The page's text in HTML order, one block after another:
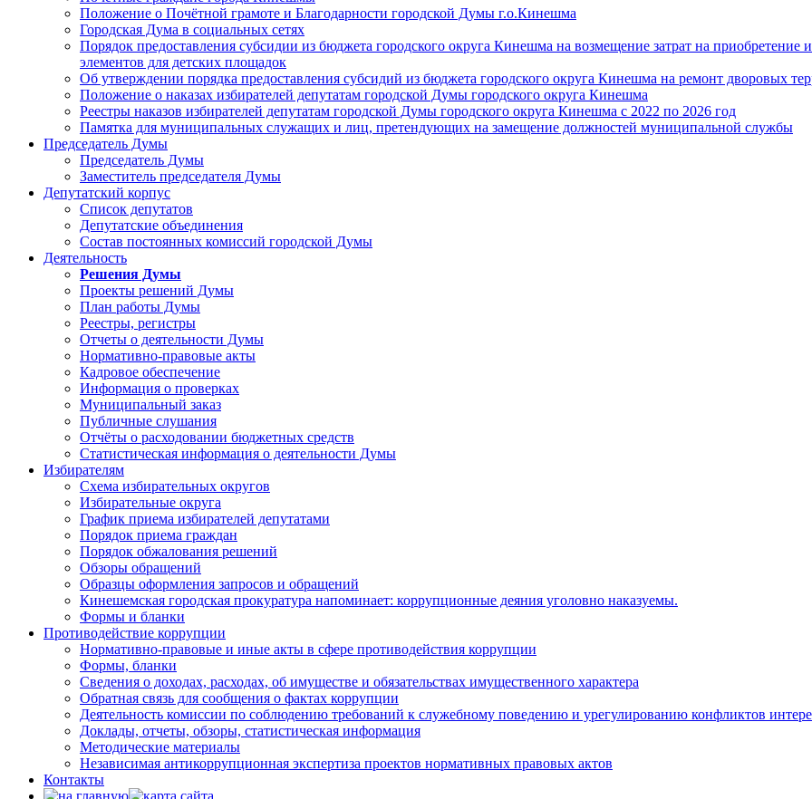
Положение о Почётной грамоте и Благодарности городской Думы г.о.Кинешма
Городская Дума в социальных сетях
Порядок предоставления субсидии из бюджета городского округа Кинешма на возмещение затрат на
элементов для детских площадок
Об утверждении порядка предоставления субсидий из бюджета городского округа Кинешма на ремонт дворовых
Положение о наказах избирателей депутатам городской Думы городского округа Кинешма
Реестры наказов избирателей депутатам городской Думы городского округа Кинешма с 2022 по 2026 год
Памятка для муниципальных служащих и лиц, претендующих на замещение должностей муниципальной службы
Председатель Думы
Председатель Думы
Заместитель председателя Думы
Депутатский корпус
Список депутатов
Депутатские объединения
Состав постоянных комиссий городской Думы
Деятельность
Решения Думы
Проекты решений Думы
План работы Думы
Реестры, регистры
Отчеты о деятельности Думы
Нормативно-правовые акты
Кадровое обеспечение
Информация о проверках
Муниципальный заказ
Публичные слушания
Отчёты о расходовании бюджетных средств
Статистическая информация о деятельности Думы
Избирателям
Схема избирательных округов
Избирательные округа
График приема избирателей депутатами
Порядок приема граждан
Порядок обжалования решений
Обзоры обращений
Образцы оформления запросов и обращений
Кинешемская городская прокуратура напоминает: коррупционные деяния уголовно наказуемы.
Формы и бланки
Противодействие коррупции
Нормативно-правовые и иные акты в сфере противодействия коррупции
Формы, бланки
Сведения о доходах, расходах, об имуществе и обязательствах имущественного характера
Обратная связь для сообщения о фактах коррупции
Деятельность комиссии по соблюдению требований к служебному поведению и урегулированию конфликтов
Доклады, отчеты, обзоры, статистическая информация
Методические материалы
Независимая антикоррупционная экспертиза проектов нормативных правовых актов
Контакты